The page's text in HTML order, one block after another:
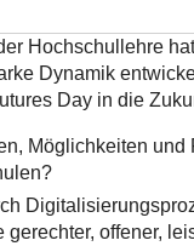
Hochschullehre
Dynamik
Day in die
Möglichkeiten und
gerechter, offener,